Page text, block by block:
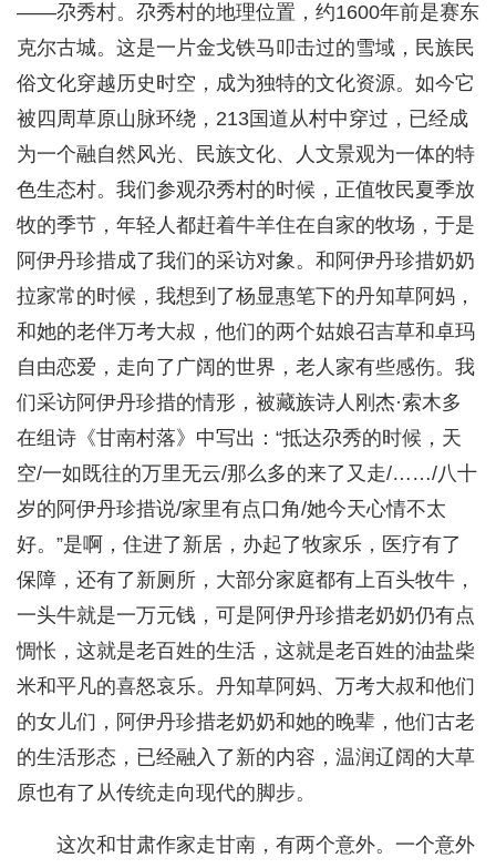
——尕秀村。尕秀村的地理位置，约1600年前是赛东
克尔古城。这是一片金戈铁马叩击过的雪域，民族民
俗文化穿越历史时空，成为独特的文化资源。如今它
被四周草原山脉环绕，213国道从村中穿过，已经成
为一个融自然风光、民族文化、人文景观为一体的特
色生态村。我们参观尕秀村的时候，正值牧民夏季放
牧的季节，年轻人都赶着牛羊住在自家的牧场，于是
阿伊丹珍措成了我们的采访对象。和阿伊丹珍措奶奶
拉家常的时候，我想到了杨显惠笔下的丹知草阿妈，
和她的老伴万考大叔，他们的两个姑娘召吉草和卓玛
自由恋爱，走向了广阔的世界，老人家有些感伤。我
们采访阿伊丹珍措的情形，被藏族诗人刚杰·索木多
在组诗《甘南村落》中写出：“抵达尕秀的时候，天
空/一如既往的万里无云/那么多的来了又走/……/八十
岁的阿伊丹珍措说/家里有点口角/她今天心情不太
好。”是啊，住进了新居，办起了牧家乐，医疗有了
保障，还有了新厕所，大部分家庭都有上百头牧牛，
一头牛就是一万元钱，可是阿伊丹珍措老奶奶仍有点
惆怅，这就是老百姓的生活，这就是老百姓的油盐柴
米和平凡的喜怒哀乐。丹知草阿妈、万考大叔和他们
的女儿们，阿伊丹珍措老奶奶和她的晚辈，他们古老
的生活形态，已经融入了新的内容，温润辽阔的大草
原也有了从传统走向现代的脚步。
这次和甘肃作家走甘南，有两个意外。一个意外